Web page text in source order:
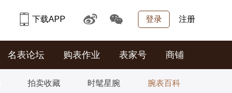
登录 注册
下载APP
名表论坛 购表作业 表家号 商铺
拍卖收藏 时髦星腕 腕表百科